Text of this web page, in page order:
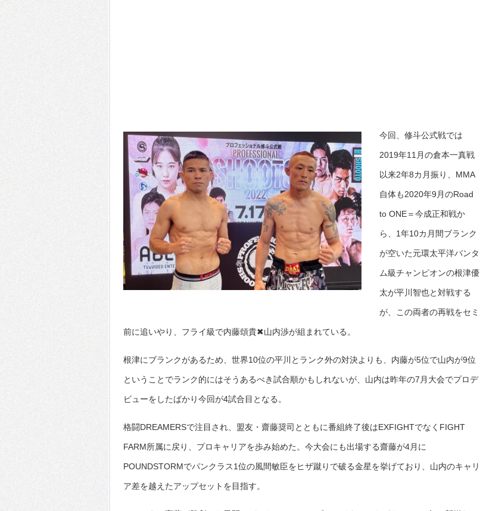
今回、修斗公式戦では
2019年11月の倉本一真戦
以来2年8カ月振り、MMA
自体も2020年9月のRoad
to ONE＝今成正和戦か
ら、1年10カ月間ブランク
が空いた元環太平洋バンタ
ム級チャンピオンの根津優
太が平川智也と対戦する
が、この両者の再戦をセミ
前に追いやり、フライ級で内藤頌貴✖山内渉が組まれている。
根津にブランクがあるため、世界10位の平川とランク外の対決よりも、内藤が5位で山内が9位
ということでランク的にはそうあるべき試合順かもしれないが、山内は昨年の7月大会でプロデ
ビューをしたばかり今回が4試合目となる。
格闘DREAMERSで注目され、盟友・齋藤奨司とともに番組終了後はEXFIGHTでなくFIGHT
FARM所属に戻り、プロキャリアを歩み始めた。今大会にも出場する齋藤が4月に
POUNDSTORMでパンクラス1位の風間敏臣をヒザ蹴りで破る金星を挙げており、山内のキャリ
ア差を越えたアップセットを目指す。